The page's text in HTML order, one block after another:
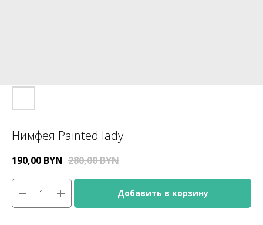
Нимфея Painted lady
190,00 BYN 280,00BYN
Добавить в корзину